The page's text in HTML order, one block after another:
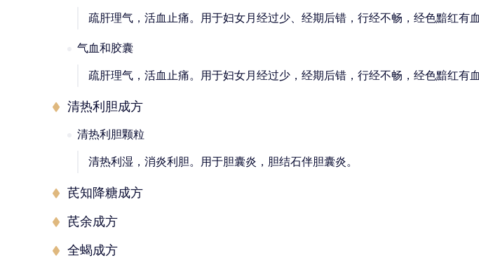
疏肝理气，活血止痛。用于妇女月经过少、经期后错，行经不畅，经色黯红有
气血和胶囊
疏肝理气，活血止痛。用于妇女月经过少，经期后错，行经不畅，经色黯红有
清热利胆成方
清热利胆颗粒
清热利湿，消炎利胆。用于胆囊炎，胆结石伴胆囊炎。
芪知降糖成方
芪余成方
全蝎成方